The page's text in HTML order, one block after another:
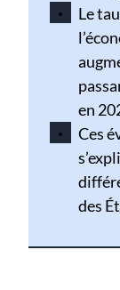
Le
en
Ces
des